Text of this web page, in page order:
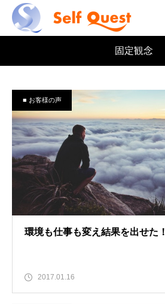
固定観念
■ お客様の声
環境も仕事も変え結果を出せた！
2017.01.16